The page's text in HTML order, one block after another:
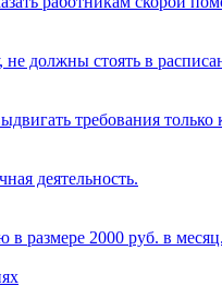
должны стоять в
требования только
деятельность.
размере 2000 руб. в месяц.